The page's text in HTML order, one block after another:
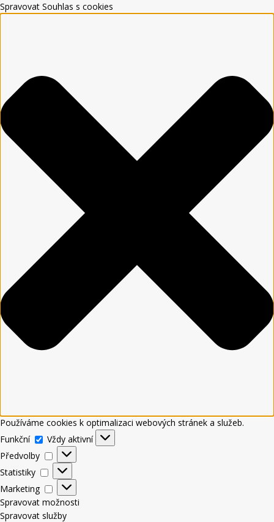
Spravovat Souhlas s cookies
Používáme cookies k optimalizaci webových stránek a služeb.
Funkční
Vždy aktivní
Předvolby
Statistiky
Marketing
Spravovat možnosti
Spravovat služby